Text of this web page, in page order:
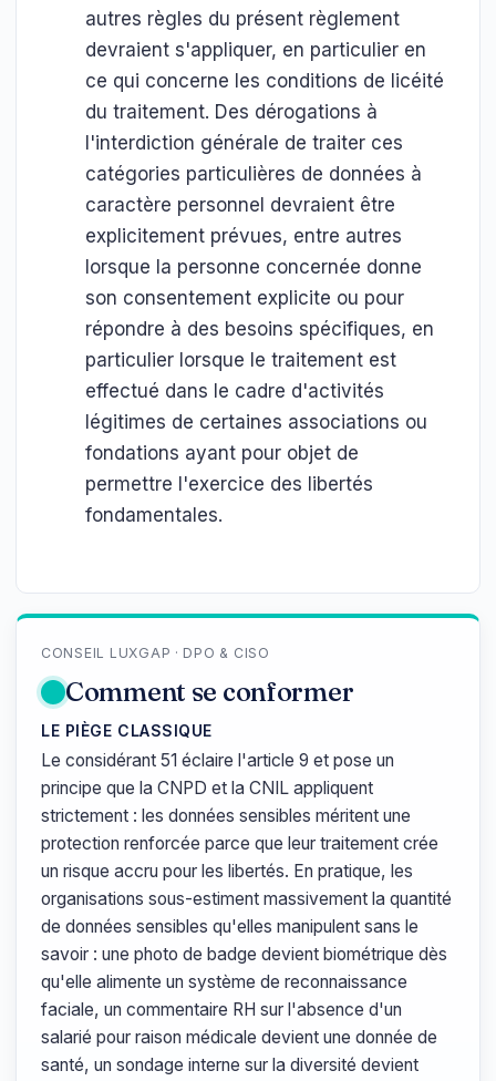
autres règles du présent règlement
devraient s'appliquer, en particulier en
ce qui concerne les conditions de licéité
du traitement. Des dérogations à
l'interdiction générale de traiter ces
catégories particulières de données à
caractère personnel devraient être
explicitement prévues, entre autres
lorsque la personne concernée donne
son consentement explicite ou pour
répondre à des besoins spécifiques, en
particulier lorsque le traitement est
effectué dans le cadre d'activités
légitimes de certaines associations ou
fondations ayant pour objet de
permettre l'exercice des libertés
fondamentales.
CONSEIL LUXGAP · DPO & CISO
Comment se conformer
LE PIÈGE CLASSIQUE
Le considérant 51 éclaire l'article 9 et pose un
principe que la CNPD et la CNIL appliquent
strictement : les données sensibles méritent une
protection renforcée parce que leur traitement crée
un risque accru pour les libertés. En pratique, les
organisations sous-estiment massivement la quantité
de données sensibles qu'elles manipulent sans le
savoir : une photo de badge devient biométrique dès
qu'elle alimente un système de reconnaissance
faciale, un commentaire RH sur l'absence d'un
salarié pour raison médicale devient une donnée de
santé, un sondage interne sur la diversité devient